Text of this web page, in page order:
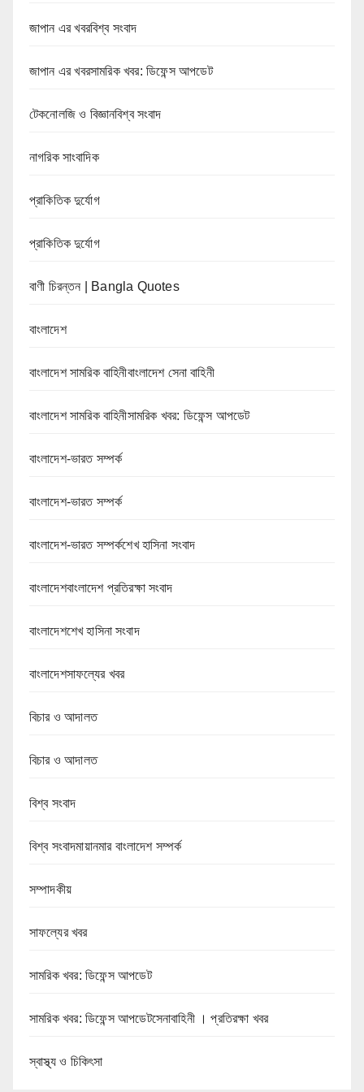
জাপান এর খবরবিশ্ব সংবাদ
জাপান এর খবরসামরিক খবর: ডিফেন্স আপডেট
টেকনোলজি ও বিজ্ঞানবিশ্ব সংবাদ
নাগরিক সাংবাদিক
প্রাকিতিক দুর্যোগ
প্রাকিতিক দুর্যোগ
বাণী চিরন্তন | Bangla Quotes
বাংলাদেশ
বাংলাদেশ সামরিক বাহিনীবাংলাদেশ সেনা বাহিনী
বাংলাদেশ সামরিক বাহিনীসামরিক খবর: ডিফেন্স আপডেট
বাংলাদেশ-ভারত সম্পর্ক
বাংলাদেশ-ভারত সম্পর্ক
বাংলাদেশ-ভারত সম্পর্কশেখ হাসিনা সংবাদ
বাংলাদেশবাংলাদেশ প্রতিরক্ষা সংবাদ
বাংলাদেশশেখ হাসিনা সংবাদ
বাংলাদেশসাফল্যের খবর
বিচার ও আদালত
বিচার ও আদালত
বিশ্ব সংবাদ
বিশ্ব সংবাদমায়ানমার বাংলাদেশ সম্পর্ক
সম্পাদকীয়
সাফল্যের খবর
সামরিক খবর: ডিফেন্স আপডেট
সামরিক খবর: ডিফেন্স আপডেটসেনাবাহিনী । প্রতিরক্ষা খবর
স্বাস্থ্য ও চিকিৎসা